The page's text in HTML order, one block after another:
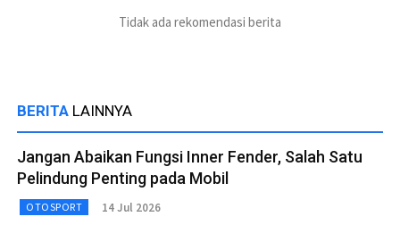
Tidak ada rekomendasi berita
BERITA LAINNYA
Jangan Abaikan Fungsi Inner Fender, Salah Satu
Pelindung Penting pada Mobil
OTOSPORT 14 Jul 2026